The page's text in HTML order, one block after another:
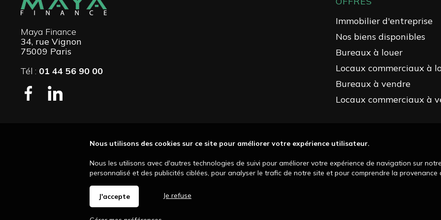
Maya Finance
34, rue Vignon
75009 Paris
Tél : 01 44 56 90 00
Immobilier d'entreprise
Nos biens disponibles
Bureaux à louer
Locaux commerciaux à
Bureaux à vendre
Locaux commerciaux à
Nous utilisons des cookies sur ce site pour améliorer votre expérience utilisateur.
Nous les utilisons avec d'autres technologies de suivi pour améliorer votre expérience de navigation sur
personnalisé et des publicités ciblées, pour analyser le trafic de notre site et pour comprendre la provenance
J'accepte Je refuse